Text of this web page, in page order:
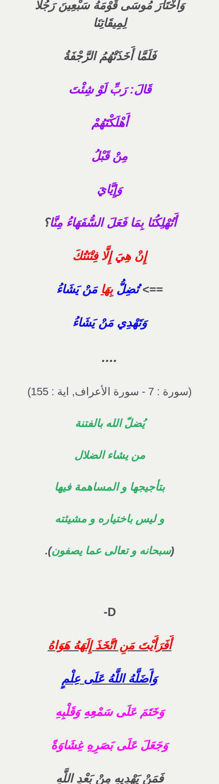
وَاخْتَارَ مُوسَى قَوْمَهُ سَبْعِينَ رَجُلًا
لِمِيقَاتِنَا
فَلَمَّا أَخَذَتْهُمُ الرَّجْفَةُ
قَالَ: رَبِّ لَوْ شِئْتَ
أَهْلَكْتَهُمْ
مِنْ قَبْلُ
وَإِيَّايَ
أَتُهْلِكُنَا بِمَا فَعَلَ السُّفَهَاءُ مِنَّا؟
إِنْ هِيَ إِلَّا فِتْنَتُكَ
==>تُضِلُّ بِهَا مَنْ يَشَاءُ
وَتَهْدِي مَنْ يَشَاءُ
....
(سورة : 7 - سورة الأعراف, اية : 155)
يُضلّ الله بالفتنة
من يشاء الضلال
بتأجيجها و المساهمة فيها
و ليس باختياره و مشيئته
سبحانه و تعالى عما يصفون).
D-
أَفَرَأَيْتَ مَنِ اتَّخَذَ إِلَهَهُ هَوَاهُ
وَأَضَلَّهُ اللَّهُ عَلَى عِلْمٍ
وَخَتَمَ عَلَى سَمْعِهِ وَقَلْبِهِ
وَجَعَلَ عَلَى بَصَرِهِ غِشَاوَةً
فَمَنْ يَهْدِيهِ مِنْ بَعْدِ اللَّهِ